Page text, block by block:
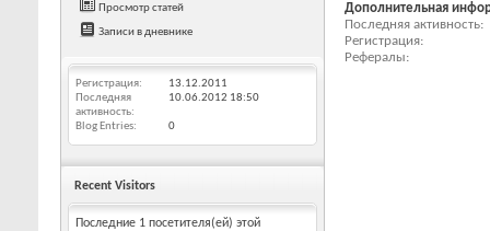
Просмотр статей
Записи в дневнике
Регистрация
13.12.2011
Последняя
активность
10.06.2012 18:50
Blog Entries 0
Recent Visitors
Последние 1 посетителя(ей) этой
Дополнительная
Последняя активность
Регистрация
Рефералы